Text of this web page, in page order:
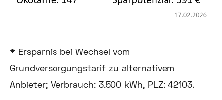
* Ersparnis bei Wechsel vom
Grundversorgungstarif zu alternativem
Anbieter; Verbrauch: 3.500 kWh, PLZ: 42103.